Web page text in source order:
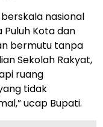
nasional
Kota dan
bermutu tanpa
Sekolah Rakyat,
ruang
tidak
ucap Bupati.